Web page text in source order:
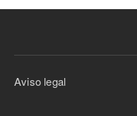
Aviso legal